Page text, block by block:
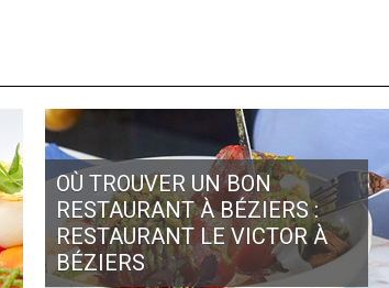
OÙ TROUVER UN BON
RESTAURANT À BÉZIERS :
RESTAURANT LE VICTOR À
BÉZIERS